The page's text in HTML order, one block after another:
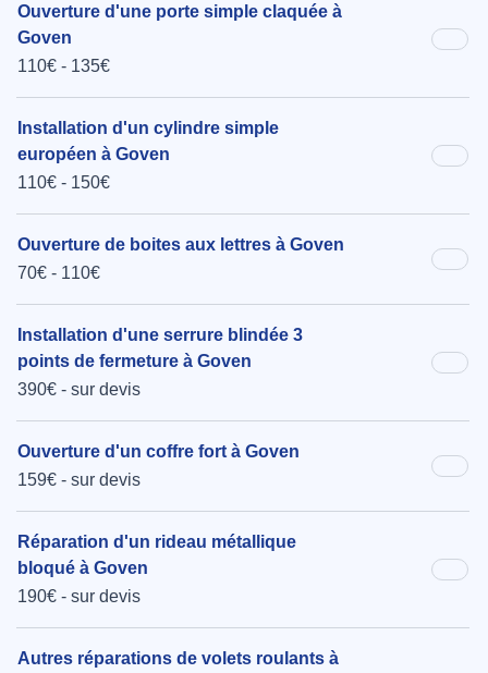
Ouverture d'une porte simple claquée à
Goven
110€ - 135€
Installation d'un cylindre simple
européen à Goven
110€ - 150€
Ouverture de boites aux lettres à Goven
70€ - 110€
Installation d'une serrure blindée 3
points de fermeture à Goven
390€ - sur devis
Ouverture d'un coffre fort à Goven
159€ - sur devis
Réparation d'un rideau métallique
bloqué à Goven
190€ - sur devis
Autres réparations de volets roulants à